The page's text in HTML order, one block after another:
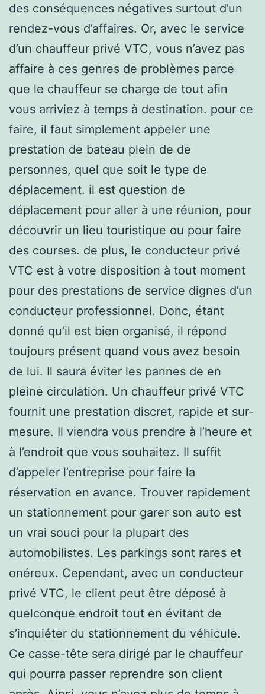
des conséquences négatives surtout d’un
rendez-vous d’affaires. Or, avec le service
d’un chauffeur privé VTC, vous n’avez pas
affaire à ces genres de problèmes parce
que le chauffeur se charge de tout afin
vous arriviez à temps à destination. pour ce
faire, il faut simplement appeler une
prestation de bateau plein de de
personnes, quel que soit le type de
déplacement. il est question de
déplacement pour aller à une réunion, pour
découvrir un lieu touristique ou pour faire
des courses. de plus, le conducteur privé
VTC est à votre disposition à tout moment
pour des prestations de service dignes d’un
conducteur professionnel. Donc, étant
donné qu’il est bien organisé, il répond
toujours présent quand vous avez besoin
de lui. Il saura éviter les pannes de en
pleine circulation. Un chauffeur privé VTC
fournit une prestation discret, rapide et sur-
mesure. Il viendra vous prendre à l’heure et
à l’endroit que vous souhaitez. Il suffit
d’appeler l’entreprise pour faire la
réservation en avance. Trouver rapidement
un stationnement pour garer son auto est
un vrai souci pour la plupart des
automobilistes. Les parkings sont rares et
onéreux. Cependant, avec un conducteur
privé VTC, le client peut être déposé à
quelconque endroit tout en évitant de
s’inquiéter du stationnement du véhicule.
Ce casse-tête sera dirigé par le chauffeur
qui pourra passer reprendre son client